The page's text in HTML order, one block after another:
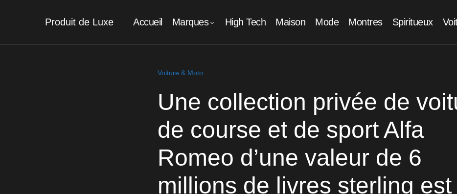
Produit de Luxe Accueil Marques High Tech Maison Mode Montres Spiritueux
Voiture & Moto
Une collection privée de
de course et de sport Alfa
Romeo d’une valeur de 6
millions de livres sterling est